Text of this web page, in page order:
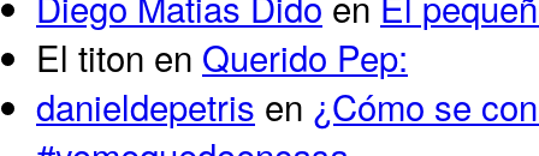
El titon en Querido Pep:
danieldepetris en ¿Cómo se